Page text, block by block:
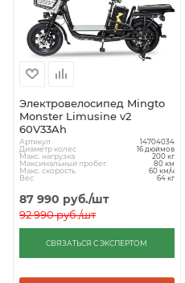
Электровелосипед Mingto
Monster Limusine v2
60V33Ah
Артикул 14704034
Диаметр колес 16 дюймов
Макс. нагрузка 200 кг
Максимальный пробег 80 км
Макс. скорость 60 км/ч
Вес 64 кг
87 990 руб./шт
92 990руб./шт
СВЯЗАТЬСЯ С ЭКСПЕРТОМ